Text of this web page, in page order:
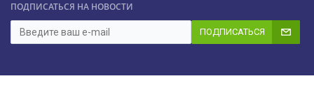
ПОДПИСАТЬСЯ НА НОВОСТИ
ПОДПИСАТЬСЯ